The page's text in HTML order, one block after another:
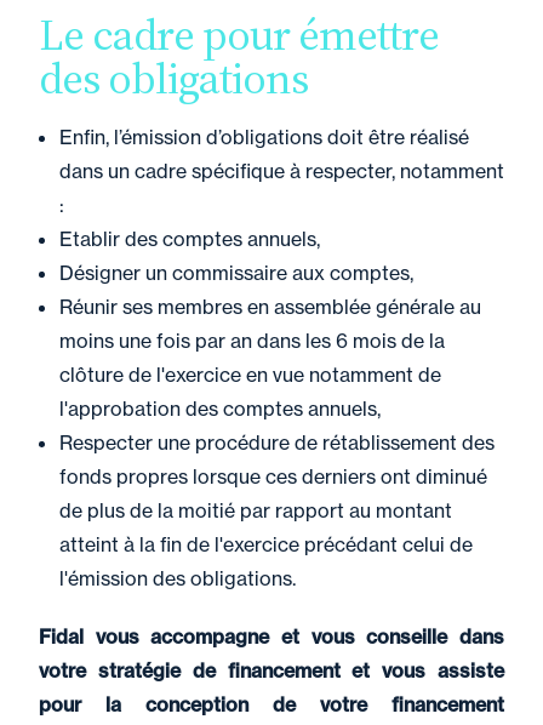
Le cadre pour émettre
des obligations
Enfin, l’émission d’obligations doit être réalisé
dans un cadre spécifique à respecter, notamment
:
Etablir des comptes annuels,
Désigner un commissaire aux comptes,
Réunir ses membres en assemblée générale au
moins une fois par an dans les 6 mois de la
clôture de l'exercice en vue notamment de
l'approbation des comptes annuels,
Respecter une procédure de rétablissement des
fonds propres lorsque ces derniers ont diminué
de plus de la moitié par rapport au montant
atteint à la fin de l'exercice précédant celui de
l'émission des obligations.
Fidal vous accompagne et vous conseille dans
votre stratégie de financement et vous assiste
pour la conception de votre financement